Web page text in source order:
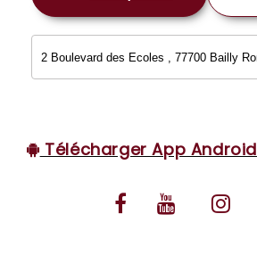
ACCUEIL
LA CARTE
VOS AVIS
MENTIONS LÉGALES
Télécharger App Android